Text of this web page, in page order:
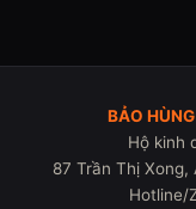
BẢO
Hộ kinh
87 Trần Thị
Hotline/